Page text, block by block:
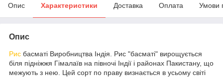
Опис Характеристики Доставка Оплата Умови
Опис
Рис басматі Виробництва Індія. Рис "басматі" вирощується
біля підніжжя Гімалаїв на півночі Індії і районах Пакистану, що
межують з нею. Цей сорт по праву визнається в усьому світі